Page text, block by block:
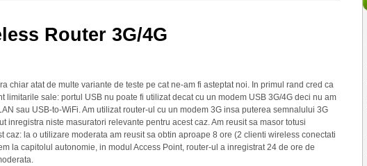
Router 3G/4G
chiar atat de multe variante de teste pe cat ne-am fi asteptat noi. In primul rand cred ca
limitarile sale: portul USB nu poate fi utilizat decat cu un modem USB 3G/4G deci nu am
sau USB-to-WiFi. Am utilizat router-ul cu un modem 3G insa puterea semnalului 3G
inregistra niste masuratori relevante pentru acest caz. Am reusit sa masor totusi
caz: la o utilizare moderata am reusit sa obtin aproape 8 ore (2 clienti wireless conectati
la capitolul autonomie, in modul Access Point, router-ul a inregistrat 24 de ore de